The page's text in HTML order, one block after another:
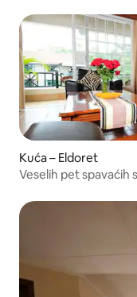
Kuća – Eldoret
Veselih pet spavaćih